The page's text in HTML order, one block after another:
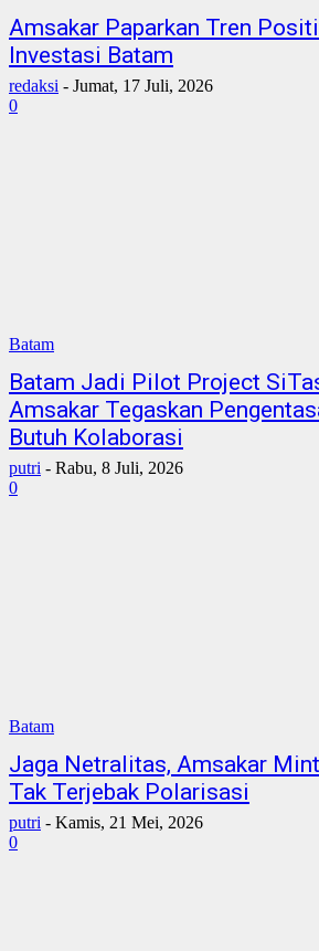
Amsakar Paparkan Tren
Investasi Batam
redaksi - Jumat, 17 Juli, 2026
0
Batam
Batam Jadi Pilot Project
Amsakar Tegaskan
Butuh Kolaborasi
putri - Rabu, 8 Juli, 2026
0
Batam
Jaga Netralitas, Amsakar
Tak Terjebak Polarisasi
putri - Kamis, 21 Mei, 2026
0